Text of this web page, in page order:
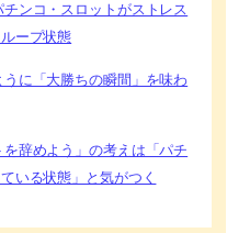
ンコ・スロットがストレス
ープ状態
に「大勝ちの瞬間」を味わ
を辞めよう」の考えは「パチ
いる状態」と気がつく